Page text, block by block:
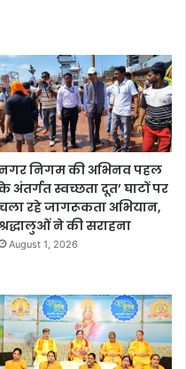
निगम की अभिनव पहल
अंतर्गत स्वच्छता दूत’ घाटों पर
रहे जागरूकता अभियान,
ने की सराहना
August 1, 2026